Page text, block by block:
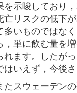
を示唆しており
亡リスクの低下
多いものではな
，単に飲む量を
れます。したが
はいえず，今後
たスウェーデン